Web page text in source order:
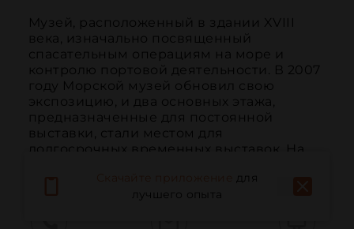
Музей, расположенный в здании XVIII
века, изначально посвященный
спасательным операциям на море и
контролю портовой деятельности. В 2007
году Морской музей обновил свою
экспозицию, и два основных этажа,
предназначенные для постоянной
выставки, стали местом для
долгосрочных временных выставок. На
для
лучшего опыта